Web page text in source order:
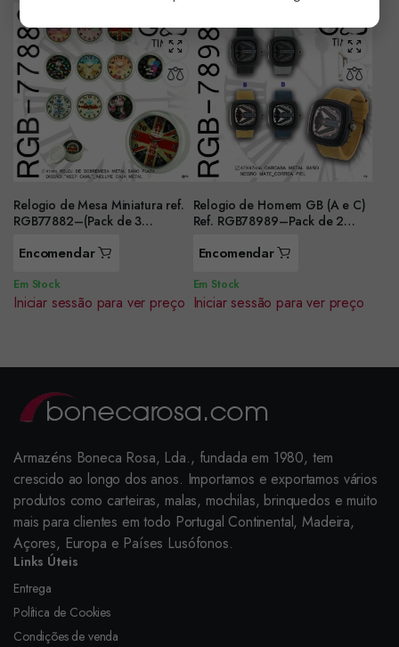
Relogio de Mesa Miniatura ref.
RGB77882–(Pack de 3
Encomendar
Em Stock
Iniciar sessão para ver preço
Relogio de Homem GB (A e C)
Ref. RGB78989–Pack de 2
Encomendar
Em Stock
Iniciar sessão para ver preço
Armazéns Boneca Rosa, Lda., fundada em 1980, tem
crescido ao longo dos anos. Importamos e exportamos vários
produtos como carteiras, malas, mochilas, brinquedos e muito
mais para clientes em todo Portugal Continental, Madeira,
Açores, Europa e Países Lusófonos.
Links Úteis
Entrega
Política de Cookies
Condições de venda